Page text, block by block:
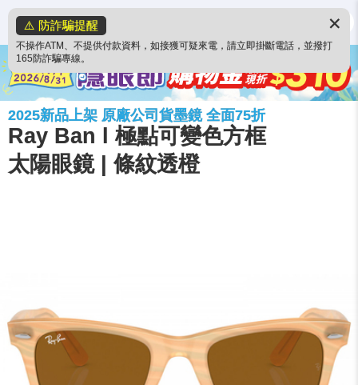
⚠️ 防詐騙提醒
不操作ATM、不提供付款資料，如接獲可疑來電，請立即掛斷電話，並撥打
165防詐騙專線。
✕
2025新品上架 原廠公司貨墨鏡 全面75折
Ray Ban l 極點可變色方框
太陽眼鏡 | 條紋透橙